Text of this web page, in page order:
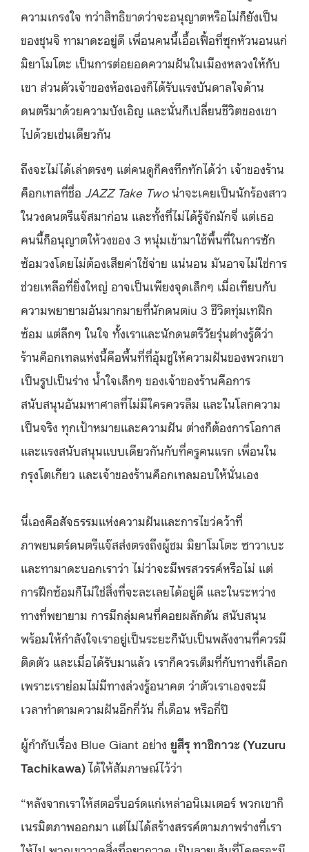
ความเกรงใจ ทว่าสิทธิขาดว่าจะอนุญาตหรือไม่ก็ยังเป็น
ของชุนจิ ทามาดะอยู่ดี เพื่อนคนนี้เอื้อเฟื้อที่ซุกหัวนอนแก่
มิยาโมโตะ เป็นการต่อยอดความฝันในเมืองหลวงให้กับ
เขา ส่วนตัวเจ้าของห้องเองก็ได้รับแรงบันดาลใจด้าน
ดนตรีมาด้วยความบังเอิญ และนั่นก็เปลี่ยนชีวิตของเขา
ไปด้วยเช่นเดียวกัน
ถึงจะไม่ได้เล่าตรงๆ แต่คนดูก็คงทึกทักได้ว่า เจ้าของร้าน
ค็อกเทลที่ชื่อ JAZZ Take Twoน่าจะเคยเป็นนักร้องสาว
ในวงดนตรีแจ๊สมาก่อน และทั้งที่ไม่ได้รู้จักมักจี่ แต่เธอ
คนนี้ก็อนุญาตให้วงของ 3 หนุ่มเข้ามาใช้พื้นที่ในการซัก
ซ้อมวงโดยไม่ต้องเสียค่าใช้จ่าย แน่นอน มันอาจไม่ใช่การ
ช่วยเหลือที่ยิ่งใหญ่ อาจเป็นเพียงจุดเล็กๆ เมื่อเทียบกับ
ความพยายามอันมากมายที่นักดนตiu 3 ชีวิตทุ่มเทฝึก
ซ้อม แต่ลึกๆ ในใจ ทั้งเราและนักดนตรีวัยรุ่นต่างรู้ดีว่า
ร้านค็อกเทลแห่งนี้คือพื้นที่ที่อุ้มชูให้ความฝันของพวกเขา
เป็นรูปเป็นร่าง น้ำใจเล็กๆ ของเจ้าของร้านคือการ
สนับสนุนอันมหาศาลที่ไม่มีใครควรลืม และในโลกความ
เป็นจริง ทุกเป้าหมายและความฝัน ต่างก็ต้องการโอกาส
และแรงสนับสนุนแบบเดียวกันกับที่ครูคนแรก เพื่อนใน
กรุงโตเกียว และเจ้าของร้านค็อกเทลมอบให้นั่นเอง
นี่เองคือสัจธรรมแห่งความฝันและการไขว่คว้าที่
ภาพยนตร์ดนตรีแจ๊สส่งตรงถึงผู้ชม มิยาโมโตะ ซาวาเบะ
และทามาดะบอกเราว่า ไม่ว่าจะมีพรสวรรค์หรือไม่ แต่
การฝึกซ้อมก็ไม่ใช่สิ่งที่จะละเลยได้อยู่ดี และในระหว่าง
ทางที่พยายาม การมีกลุ่มคนที่คอยผลักดัน สนับสนุน
พร้อมให้กำลังใจเราอยู่เป็นระยะก็นับเป็นพลังงานที่ควรมี
ติดตัว และเมื่อได้รับมาแล้ว เราก็ควรเต็มที่กับทางที่เลือก
เพราะเราย่อมไม่มีทางล่วงรู้อนาคต ว่าตัวเราเองจะมี
เวลาทำตามความฝันอีกกี่วัน กี่เดือน หรือกี่ปี
ผู้กำกับเรื่อง Blue Giant อย่าง ยูสึรุ ทาชิกาวะ (Yuzuru
Tachikawa)ได้ให้สัมภาษณ์ไว้ว่า
“หลังจากเราให้สตอรี่บอร์ดแก่เหล่าอนิเมเตอร์ พวกเขาก็
เนรมิตภาพออกมา แต่ไม่ได้สร้างสรรค์ตามภาพร่างที่เรา